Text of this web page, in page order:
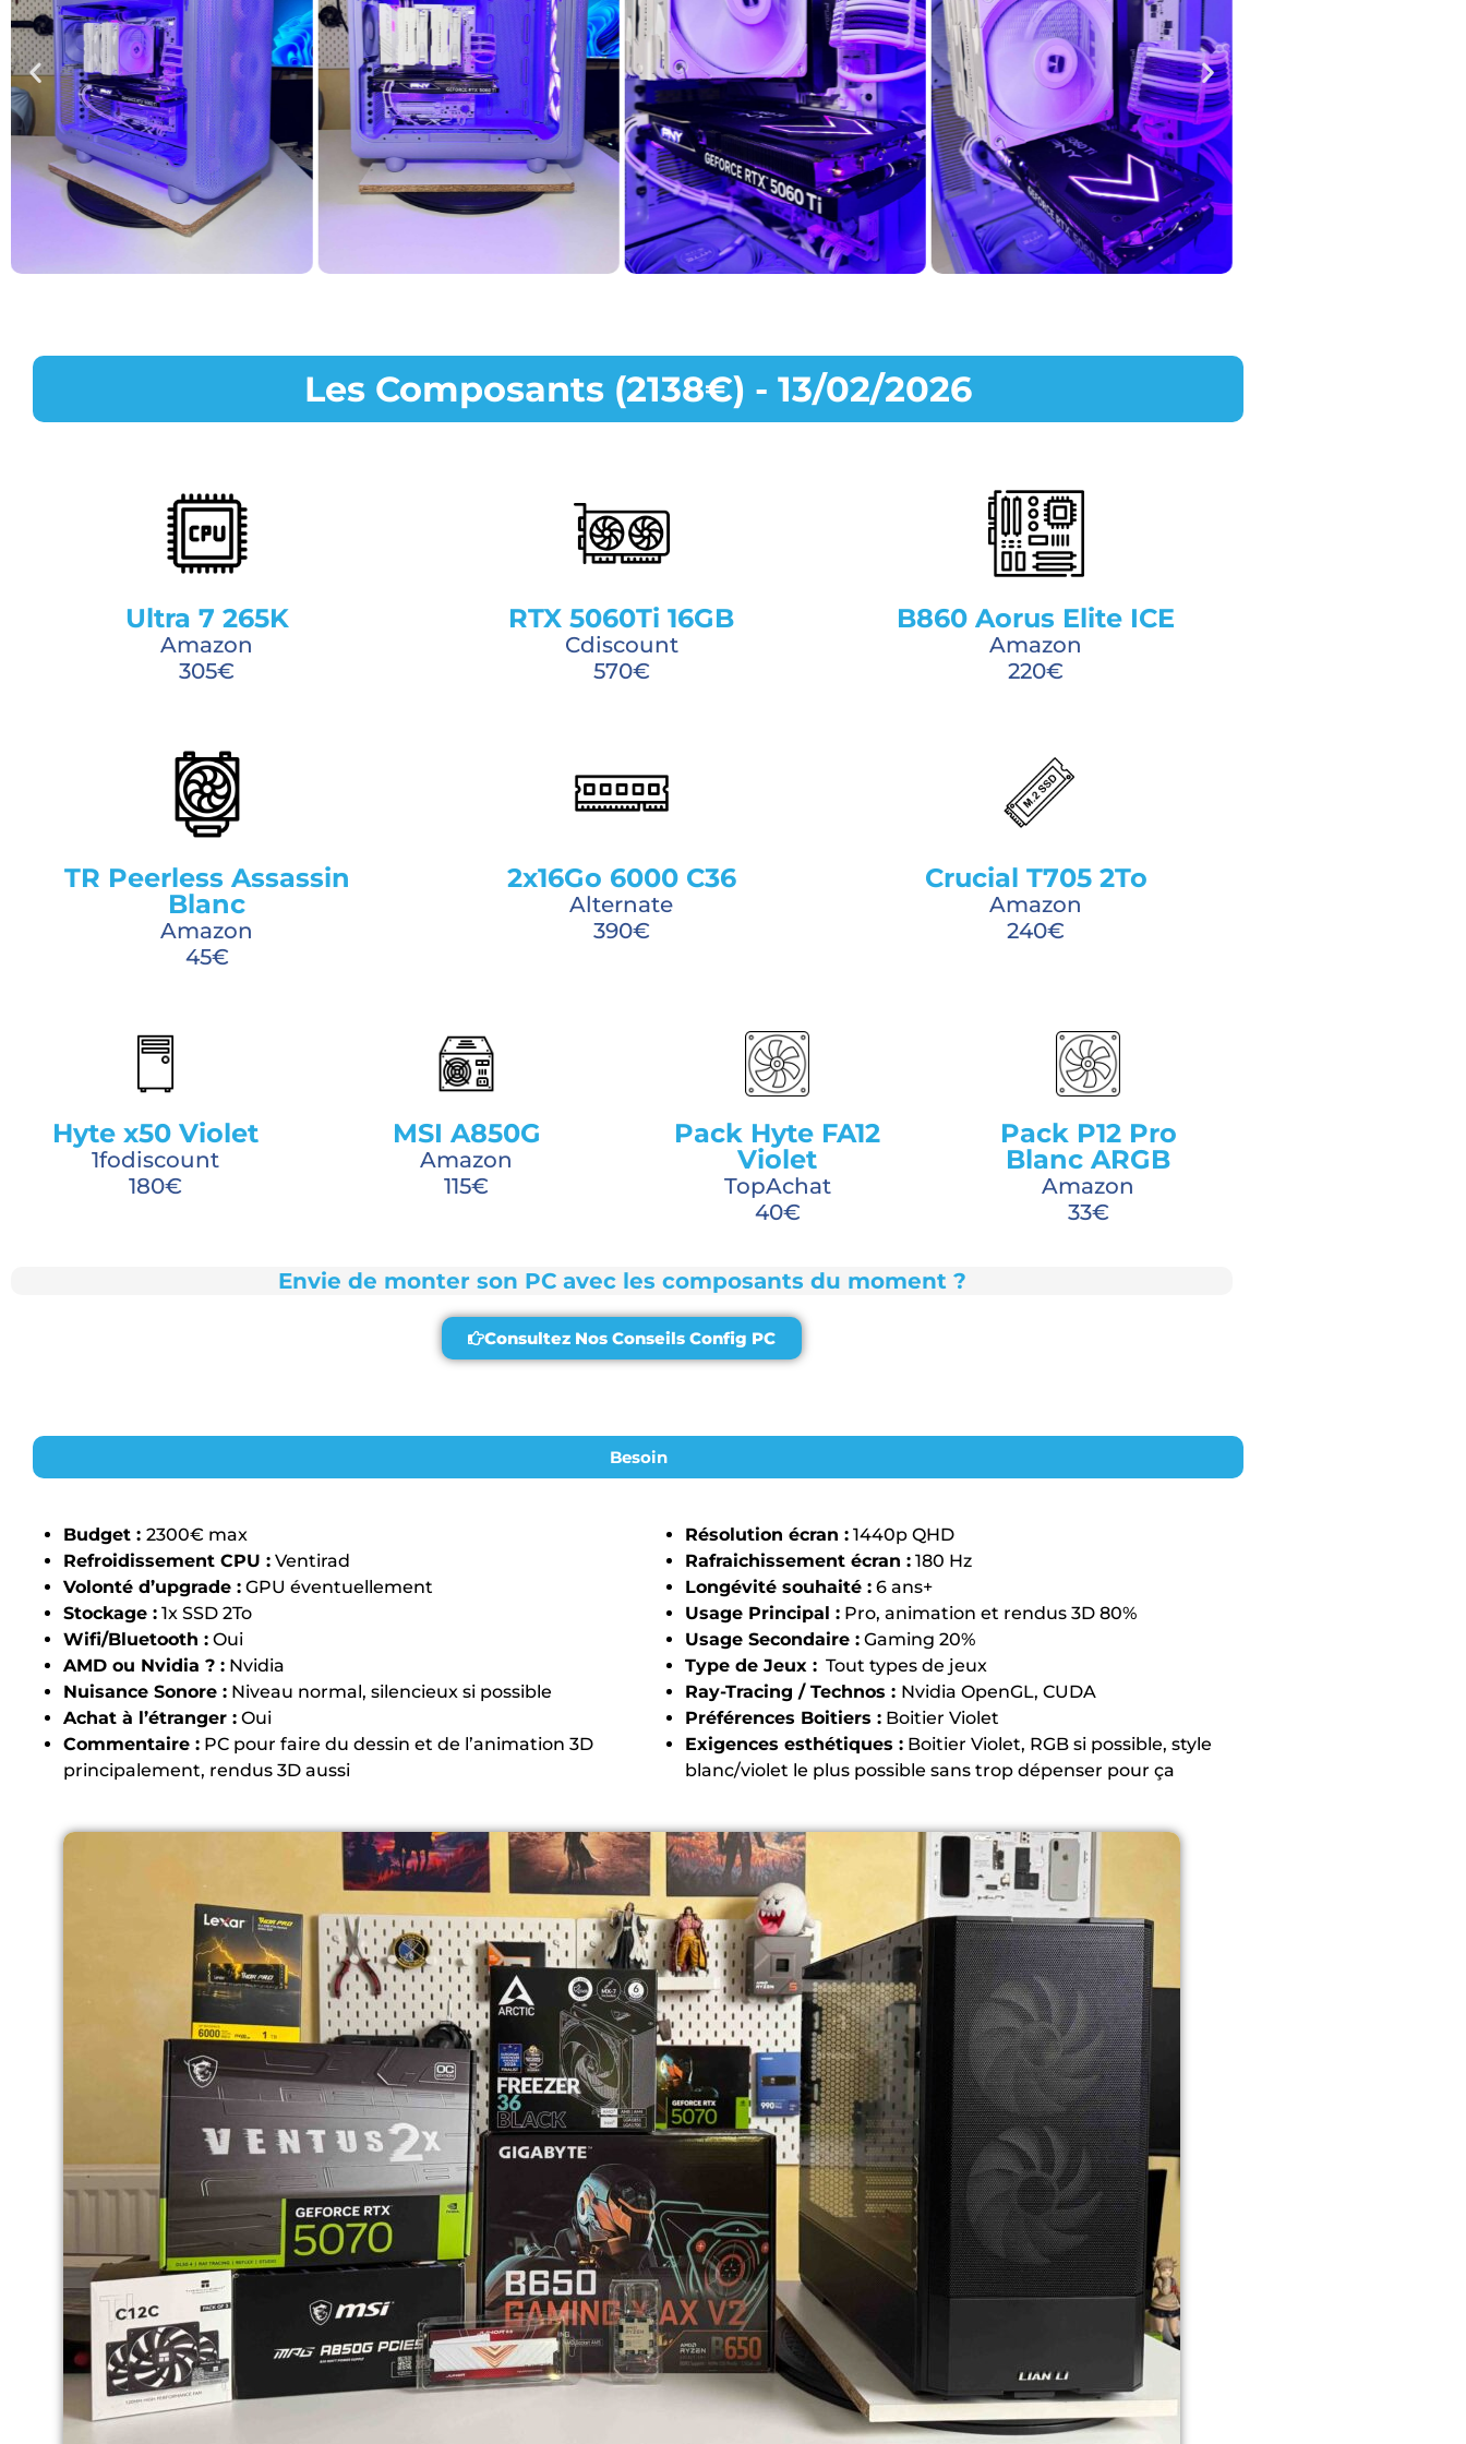
Les Composants (2138€) - 13/02/2026
Ultra 7 265K
Amazon
305€
RTX 5060Ti 16GB
Cdiscount
570€
B860 Aorus Elite ICE
Amazon
220€
TR Peerless Assassin
Blanc
Amazon
45€
2x16Go 6000 C36
Alternate
390€
Crucial T705 2To
Amazon
240€
Hyte x50 Violet
1fodiscount
180€
MSI A850G
Amazon
115€
Pack Hyte FA12
Violet
TopAchat
40€
Pack P12 Pro
Blanc ARGB
Amazon
33€
Envie de monter son PC avec les composants du moment ?
Consultez Nos Conseils Config PC
Besoin
Budget : 2300€ max
Refroidissement CPU : Ventirad
Volonté d’upgrade : GPU éventuellement
Stockage : 1x SSD 2To
Wifi/Bluetooth : Oui
AMD ou Nvidia ? : Nvidia
Nuisance Sonore : Niveau normal, silencieux si possible
Achat à l’étranger : Oui
Commentaire : PC pour faire du dessin et de l’animation 3D
principalement, rendus 3D aussi
Résolution écran : 1440p QHD
Rafraichissement écran : 180 Hz
Longévité souhaité : 6 ans+
Usage Principal : Pro, animation et rendus 3D 80%
Usage Secondaire : Gaming 20%
Type de Jeux : Tout types de jeux
Ray-Tracing / Technos : Nvidia OpenGL, CUDA
Préférences Boitiers : Boitier Violet
Exigences esthétiques : Boitier Violet, RGB si possible, style
blanc/violet le plus possible sans trop dépenser pour ça